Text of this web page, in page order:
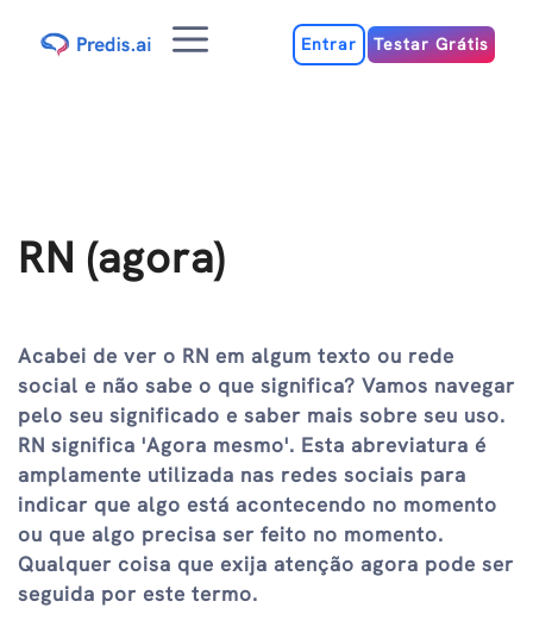
para
MenuEntrar Testar Grátis
RN (agora)
Acabei de ver o RN em algum texto ou rede
social e não sabe o que significa? Vamos navegar
pelo seu significado e saber mais sobre seu uso.
RN significa 'Agora mesmo'. Esta abreviatura é
amplamente utilizada nas redes sociais para
indicar que algo está acontecendo no momento
ou que algo precisa ser feito no momento.
Qualquer coisa que exija atenção agora pode ser
seguida por este termo.